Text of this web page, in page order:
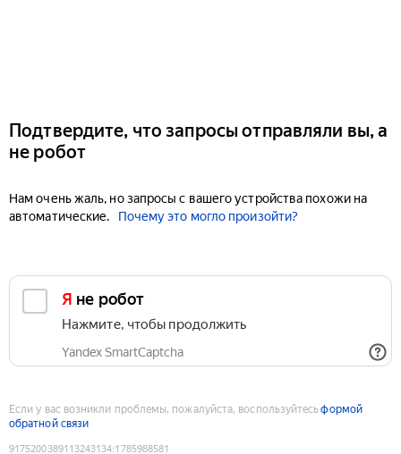
Подтвердите, что запросы отправляли вы, а
не робот
Нам очень жаль, но запросы с вашего устройства похожи на
автоматические.
Почему это могло произойти?
Я не робот
Нажмите, чтобы продолжить
Yandex SmartCaptcha
Если у вас возникли проблемы, пожалуйста, воспользуйтесьформой
обратной связи
9175200389113243134:1785988581